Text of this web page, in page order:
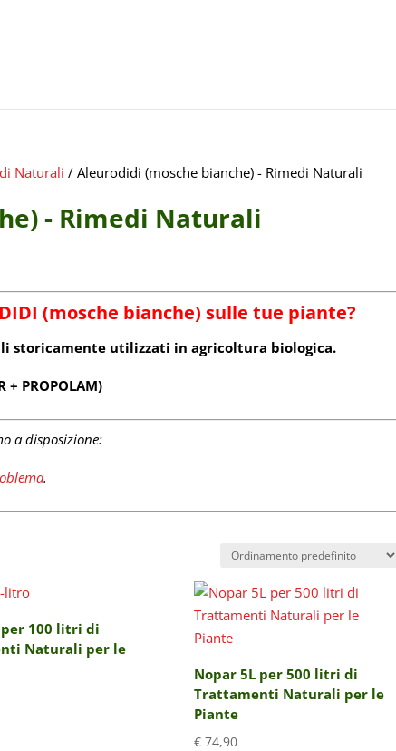
Naturali / Aleurodidi (mosche bianche) - Rimedi Naturali
- Rimedi Naturali
(mosche bianche) sulle tue piante?
storicamente utilizzati in agricoltura biologica.
PROPOLAM)
a disposizione:
.
per 100 litri di
Naturali per le
Nopar 5L per 500 litri di
Trattamenti Naturali per le
Piante
€74,90